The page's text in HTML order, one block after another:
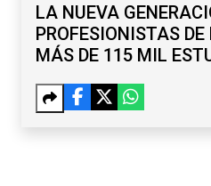
LA NUEVA
PROFESIONISTAS
MÁS DE 115 MIL